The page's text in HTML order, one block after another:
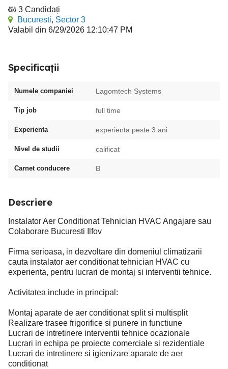
3 Candidați
Bucuresti, Sector 3
Valabil din 6/29/2026 12:10:47 PM
Specificații
Numele companiei Lagomtech Systems
Tip job full time
Experienta experienta peste 3 ani
Nivel de studii calificat
Carnet conducere B
Descriere
Instalator Aer Conditionat Tehnician HVAC Angajare sau
Colaborare Bucuresti Ilfov
Firma serioasa, in dezvoltare din domeniul climatizarii
cauta instalator aer conditionat tehnician HVAC cu
experienta, pentru lucrari de montaj si interventii tehnice.
Activitatea include in principal:
Montaj aparate de aer conditionat split si multisplit
Realizare trasee frigorifice si punere in functiune
Lucrari de intretinere interventii tehnice ocazionale
Lucrari in echipa pe proiecte comerciale si rezidentiale
Lucrari de intretinere si igienizare aparate de aer
conditionat